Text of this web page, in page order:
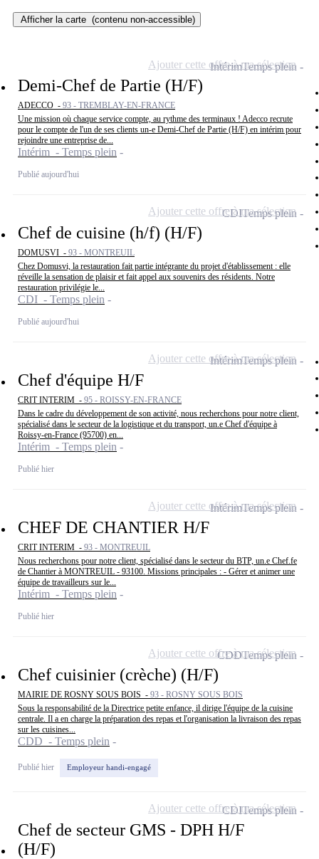
Afficher la carte (contenu non-accessible)
Demi-Chef de Partie (H/F)
ADECCO - 93 - TREMBLAY-EN-FRANCE
Une mission où chaque service compte, au rythme des terminaux ! Adecco recrute
pour le compte de l'un de ses clients un-e Demi-Chef de Partie (H/F) en intérim pour
rejoindre une entreprise de...
Intérim - Temps plein
Publié aujourd'hui
IntérimTemps plein
Ajouter cette offre à ma sélection
Chef de cuisine (h/f) (H/F)
DOMUSVI - 93 - MONTREUIL
Chez Domusvi, la restauration fait partie intégrante du projet d'établissement : elle
réveille la sensation de plaisir et fait appel aux souvenirs des résidents. Notre
restauration privilégie le...
CDI - Temps plein
Publié aujourd'hui
CDITemps plein
Ajouter cette offre à ma sélection
Chef d'équipe H/F
CRIT INTERIM - 95 - ROISSY-EN-FRANCE
Dans le cadre du développement de son activité, nous recherchons pour notre client,
spécialisé dans le secteur de la logistique et du transport, un.e Chef d'équipe à
Roissy-en-France (95700) en...
Intérim - Temps plein
Publié hier
IntérimTemps plein
Ajouter cette offre à ma sélection
CHEF DE CHANTIER H/F
CRIT INTERIM - 93 - MONTREUIL
Nous recherchons pour notre client, spécialisé dans le secteur du BTP, un.e Chef.fe
de Chantier à MONTREUIL - 93100. Missions principales : - Gérer et animer une
équipe de travailleurs sur le...
Intérim - Temps plein
Publié hier
IntérimTemps plein
Ajouter cette offre à ma sélection
Chef cuisinier (crèche) (H/F)
MAIRIE DE ROSNY SOUS BOIS - 93 - ROSNY SOUS BOIS
Sous la responsabilité de la Directrice petite enfance, il dirige l'équipe de la cuisine
centrale. Il a en charge la préparation des repas et l'organisation la livraison des repas
sur les cuisines...
CDD - Temps plein
Publié hier Employeur handi-engagé
CDDTemps plein
Ajouter cette offre à ma sélection
Chef de secteur GMS - DPH H/F
(H/F)
CDITemps plein
Ajouter cette offre à ma sélection